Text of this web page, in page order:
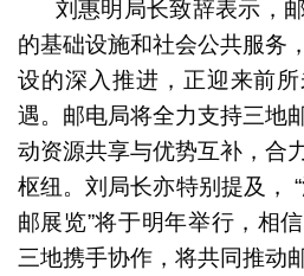
刘惠明局长致辞表示，
的基础设施和社会公共服务
设的深入推进，正迎来前
遇。邮电局将全力支持三地
动资源共享与优势互补，合
枢纽。刘局长亦特别提及，
邮展览”将于明年举行，相
三地携手协作，将共同推动